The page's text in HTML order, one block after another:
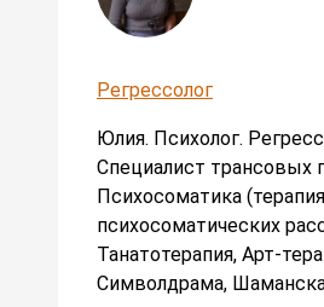
Регрессолог
Юлия. Психолог.
Специалист трансовых
Психосоматика (терапия
психосоматических
Танатотерапия, Арт-
Символдрама,